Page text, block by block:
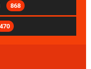
868
470